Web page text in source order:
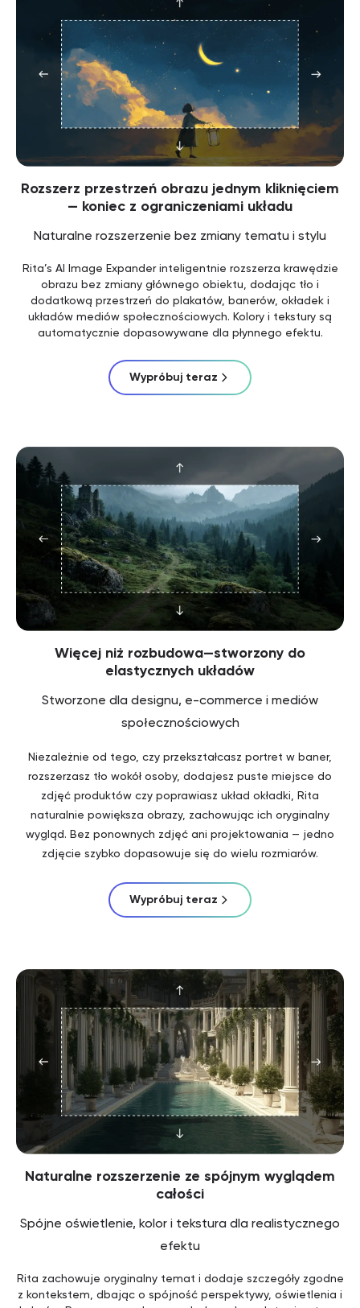
Rozszerz przestrzeń obrazu jednym kliknięciem
— koniec z ograniczeniami układu
Naturalne rozszerzenie bez zmiany tematu i stylu
Rita’s AI Image Expander inteligentnie rozszerza krawędzie
obrazu bez zmiany głównego obiektu, dodając tło i
dodatkową przestrzeń do plakatów, banerów, okładek i
układów mediów społecznościowych. Kolory i tekstury są
automatycznie dopasowywane dla płynnego efektu.
Wypróbuj teraz
Więcej niż rozbudowa—stworzony do
elastycznych układów
Stworzone dla designu, e-commerce i mediów
społecznościowych
Niezależnie od tego, czy przekształcasz portret w baner,
rozszerzasz tło wokół osoby, dodajesz puste miejsce do
zdjęć produktów czy poprawiasz układ okładki, Rita
naturalnie powiększa obrazy, zachowując ich oryginalny
wygląd. Bez ponownych zdjęć ani projektowania — jedno
zdjęcie szybko dopasowuje się do wielu rozmiarów.
Wypróbuj teraz
Naturalne rozszerzenie ze spójnym wyglądem
całości
Spójne oświetlenie, kolor i tekstura dla realistycznego
efektu
Rita zachowuje oryginalny temat i dodaje szczegóły zgodne
z kontekstem, dbając o spójność perspektywy, oświetlenia i